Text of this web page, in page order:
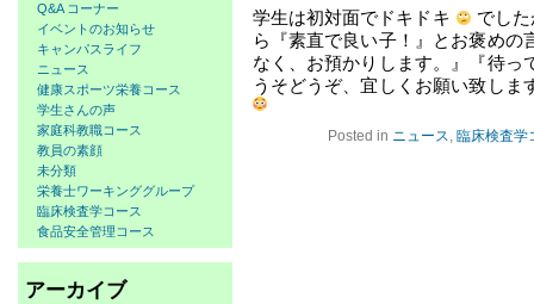
Q&A コーナー
イベントのお知らせ
キャンパスライフ
ニュース
健康スポーツ栄養コース
学生さんの声
家庭科教職コース
教員の素顔
未分類
栄養士ワーキンググループ
臨床検査学コース
食品安全管理コース
アーカイブ
学生は初対面でドキドキ
でし
ら『素直で良い子！』とお褒め
なく、お預かりします。』『待っ
うそどうぞ、宜しくお願い致し
Posted in ニュース, 臨床検査学